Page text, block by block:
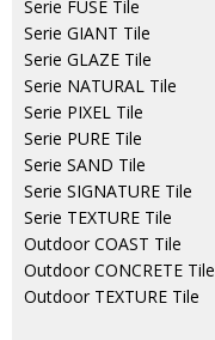
Serie FUSE Tile
Serie GIANT Tile
Serie GLAZE Tile
Serie NATURAL Tile
Serie PIXEL Tile
Serie PURE Tile
Serie SAND Tile
Serie SIGNATURE Tile
Serie TEXTURE Tile
Outdoor COAST Tile
Outdoor CONCRETE Tile
Outdoor TEXTURE Tile